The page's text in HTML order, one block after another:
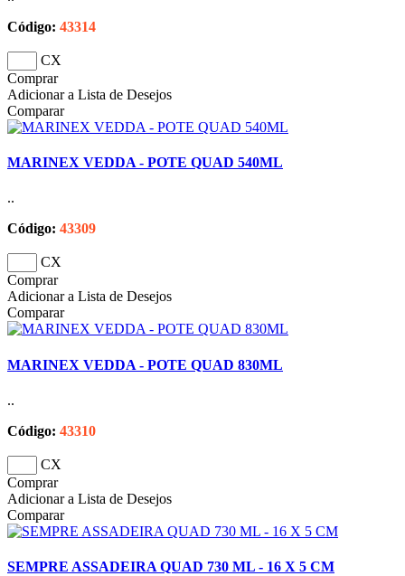
Código: 43314
CX
Comprar
Adicionar a Lista de Desejos
Comparar
MARINEX VEDDA - POTE QUAD 540ML
..
Código: 43309
CX
Comprar
Adicionar a Lista de Desejos
Comparar
MARINEX VEDDA - POTE QUAD 830ML
..
Código: 43310
CX
Comprar
Adicionar a Lista de Desejos
Comparar
SEMPRE ASSADEIRA QUAD 730 ML - 16 X 5 CM